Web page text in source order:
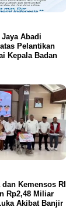
Jaya Abadi
Pelantikan
Kepala Badan
Kemensos RI
Rp2,48 Miliar
Akibat Banjir